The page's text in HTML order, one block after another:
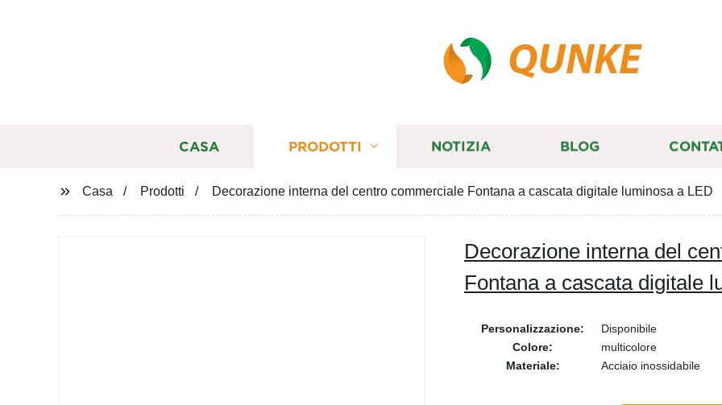
QUNKE
CASA PRODOTTI NOTIZIA BLOG
Casa Prodotti Decorazione interna del centro commerciale Fontana a cascata digitale luminosa a LED
Decorazione interna del
Fontana a cascata digitale
Personalizzazione:
Disponibile
Colore:
multicolore
Materiale:
Acciaio inossidabile